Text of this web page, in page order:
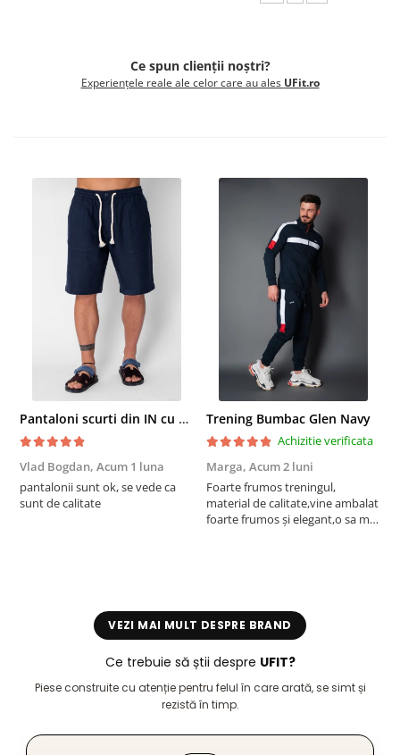
Ce spun clienții noștri?
Experiențele reale ale celor care au ales UFit.ro
Pantaloni scurti din IN cu nasture si snur Navy
Vlad Bogdan, Acum 1 luna
pantalonii sunt ok, se vede ca
sunt de calitate
Trening Bumbac Glen Navy
Achizitie verificata
Marga, Acum 2 luni
Foarte frumos treningul,
material de calitate,vine ambalat
foarte frumos și elegant,o sa mai
VEZI MAI MULT DESPRE BRAND
Ce trebuie să știi despre UFIT?
Piese construite cu atenție pentru felul în care arată, se simt și
rezistă în timp.